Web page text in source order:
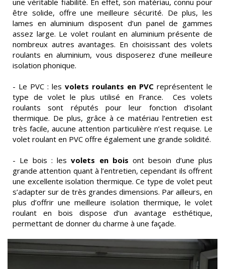
une véritable fiabilité. En effet, son matériau, connu pour
être solide, offre une meilleure sécurité. De plus, les
lames en aluminium disposent d’un panel de gammes
assez large. Le volet roulant en aluminium présente de
nombreux autres avantages. En choisissant des volets
roulants en aluminium, vous disposerez d’une meilleure
isolation phonique.
- Le PVC : les volets roulants en PVC représentent le
type de volet le plus utilisé en France. Ces volets
roulants sont réputés pour leur fonction d’isolant
thermique. De plus, grâce à ce matériau l’entretien est
très facile, aucune attention particulière n’est requise. Le
volet roulant en PVC offre également une grande solidité.
- Le bois : lesvolets en bois ont besoin d’une plus
grande attention quant à l’entretien, cependant ils offrent
une excellente isolation thermique. Ce type de volet peut
s’adapter sur de très grandes dimensions. Par ailleurs, en
plus d’offrir une meilleure isolation thermique, le volet
roulant en bois dispose d’un avantage esthétique,
permettant de donner du charme à une façade.